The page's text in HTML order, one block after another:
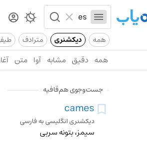
همه دیکشنری مترادف
همه دقیق مشابه آوا متن
جست‌وجوی هم‌قافیه
cames
دیکشنری انگلیسی به فارسی
سیمز، بتونه سربی